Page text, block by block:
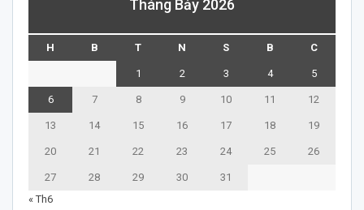
Tháng Bảy 2026
H B T N S B C
1 2 3 4 5
6 7 8 9 10 11 12
13 14 15 16 17 18 19
20 21 22 23 24 25 26
27 28 29 30
31
« Th6